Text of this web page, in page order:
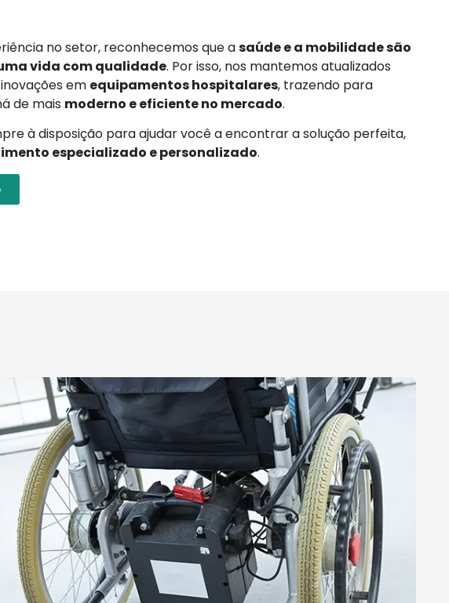
no setor, reconhecemos que asaúde e a mobilidade são
vida com qualidade. Por isso, nos mantemos atualizados
em equipamentos hospitalares, trazendo para
de mais moderno e eficiente no mercado.
à disposição para ajudar você a encontrar a solução perfeita,
especializado e personalizado.